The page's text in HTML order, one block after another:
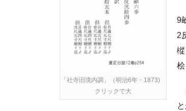
「社寺旧境内調」（明治6年・1873)
クリックで大
9
2
桧